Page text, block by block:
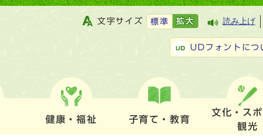
文字サイズ 標準 拡大 読み上げ
UDフォントにつ
健康・福祉 子育て・教育
文化・ス
観光